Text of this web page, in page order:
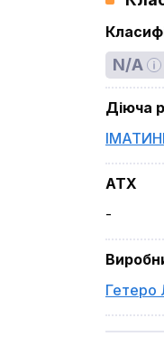
N/A
Діюча
ATX
-
Гетеро